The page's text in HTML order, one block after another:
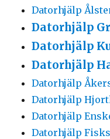
Datorhjälp
Datorhjälp
Datorhjälp
Datorhjälp
Datorhjälp
Datorhjälp
Datorhjälp
Datorhjälp